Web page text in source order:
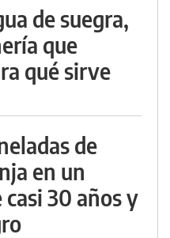
de suegra,
que
qué sirve
de
en un
casi 30 años y